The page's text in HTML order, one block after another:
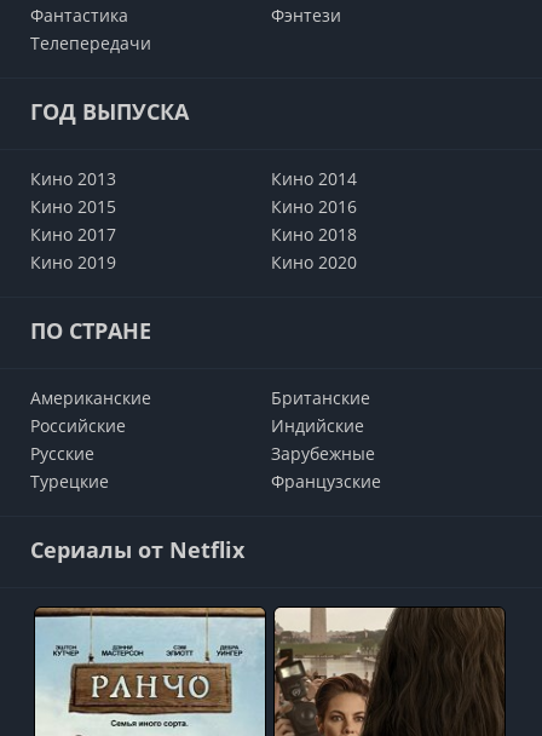
Фантастика
Фэнтези
Телепередачи
ГОД ВЫПУСКА
Кино 2013
Кино 2014
Кино 2015
Кино 2016
Кино 2017
Кино 2018
Кино 2019
Кино 2020
ПО СТРАНЕ
Американские
Британские
Российские
Индийские
Русские
Зарубежные
Турецкие
Французские
Сериалы от Netflix